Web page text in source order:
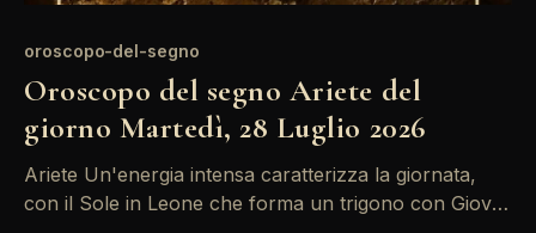
oroscopo-del-segno
Oroscopo del segno Ariete del
giorno Martedì, 28 Luglio 2026
Ariete Un'energia intensa caratterizza la giornata,
con il Sole in Leone che forma un trigono con Giove.